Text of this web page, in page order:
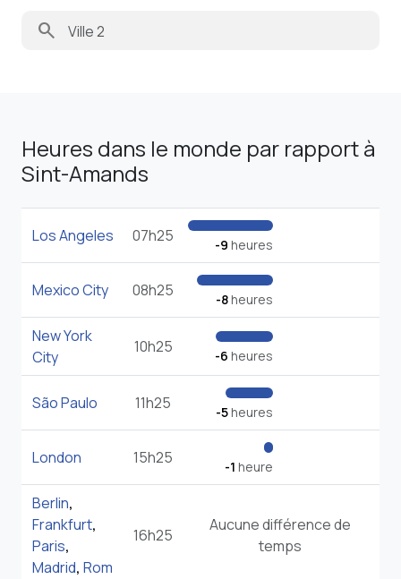
search
Heures dans le monde par rapport à
Sint-Amands
Los Angeles 07h25 -9 heures
Mexico City 08h25 -8heures
New York
City
10h25 -6 heures
São Paulo 11h25 -5heures
London 15h25 -1 heure
Berlin,
Frankfurt,
Paris,
Madrid, Rom
16h25
Aucune différence de
temps